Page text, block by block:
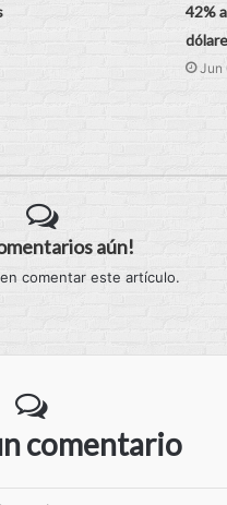
42%
Jun
aún!
comentar este artículo.
comentario